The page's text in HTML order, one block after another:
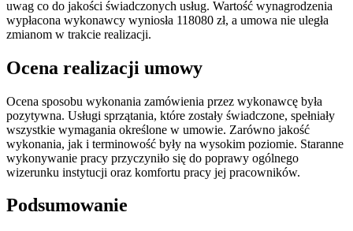
uwag co do jakości świadczonych usług. Wartość wynagrodzenia
wypłacona wykonawcy wyniosła 118080 zł, a umowa nie uległa
zmianom w trakcie realizacji.
Ocena realizacji umowy
Ocena sposobu wykonania zamówienia przez wykonawcę była
pozytywna. Usługi sprzątania, które zostały świadczone, spełniały
wszystkie wymagania określone w umowie. Zarówno jakość
wykonania, jak i terminowość były na wysokim poziomie. Staranne
wykonywanie pracy przyczyniło się do poprawy ogólnego
wizerunku instytucji oraz komfortu pracy jej pracowników.
Podsumowanie